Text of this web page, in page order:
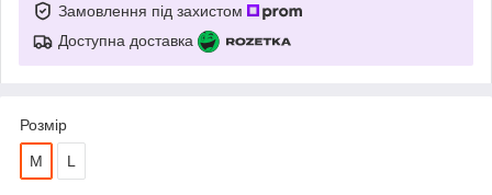
Замовлення під захистом
Доступна доставка
Розмір
M L